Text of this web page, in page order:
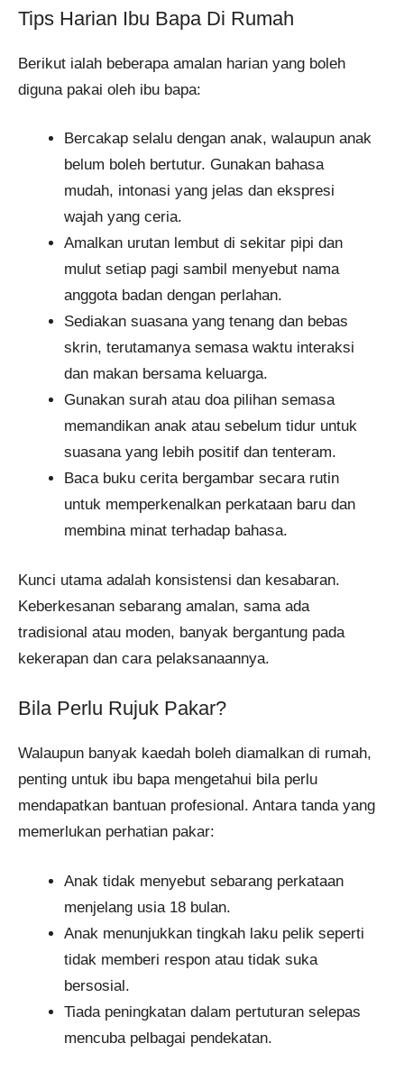
Tips Harian Ibu Bapa Di Rumah
Berikut ialah beberapa amalan harian yang boleh
diguna pakai oleh ibu bapa:
Bercakap selalu dengan anak, walaupun anak
belum boleh bertutur. Gunakan bahasa
mudah, intonasi yang jelas dan ekspresi
wajah yang ceria.
Amalkan urutan lembut di sekitar pipi dan
mulut setiap pagi sambil menyebut nama
anggota badan dengan perlahan.
Sediakan suasana yang tenang dan bebas
skrin, terutamanya semasa waktu interaksi
dan makan bersama keluarga.
Gunakan surah atau doa pilihan semasa
memandikan anak atau sebelum tidur untuk
suasana yang lebih positif dan tenteram.
Baca buku cerita bergambar secara rutin
untuk memperkenalkan perkataan baru dan
membina minat terhadap bahasa.
Kunci utama adalah konsistensi dan kesabaran.
Keberkesanan sebarang amalan, sama ada
tradisional atau moden, banyak bergantung pada
kekerapan dan cara pelaksanaannya.
Bila Perlu Rujuk Pakar?
Walaupun banyak kaedah boleh diamalkan di rumah,
penting untuk ibu bapa mengetahui bila perlu
mendapatkan bantuan profesional. Antara tanda yang
memerlukan perhatian pakar:
Anak tidak menyebut sebarang perkataan
menjelang usia 18 bulan.
Anak menunjukkan tingkah laku pelik seperti
tidak memberi respon atau tidak suka
bersosial.
Tiada peningkatan dalam pertuturan selepas
mencuba pelbagai pendekatan.